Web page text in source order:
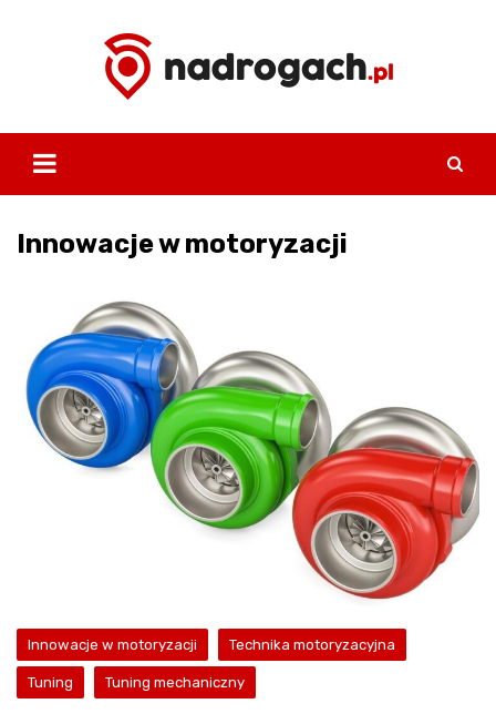
Innowacje w motoryzacji
Innowacje w motoryzacji Technika motoryzacyjna
Tuning Tuning mechaniczny